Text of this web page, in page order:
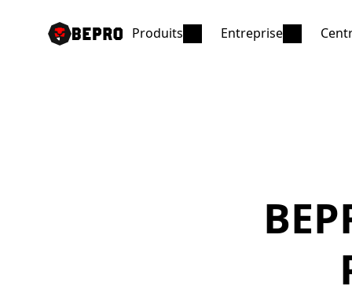
Produits Entreprise